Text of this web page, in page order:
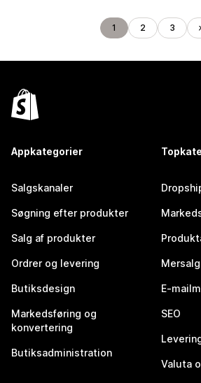
1 2 3
Appkategorier
Salgskanaler
Søgning efter produkter
Salg af produkter
Ordrer og levering
Butiksdesign
Markedsføring og
konvertering
Butiksadministration
E-
SEO
Valuta